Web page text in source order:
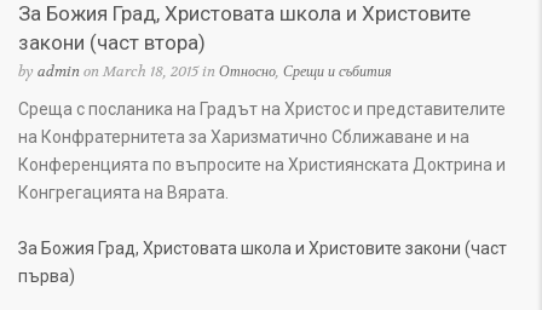
За Божия Град, Христовата школа и Христовите
закони (част втора)
by adminon March 18, 2015 in Относно, Срещи и събития
Среща с посланика на Градът на Христос и представителите
на Конфратернитета за Харизматично Сближаване и на
Конференцията по въпросите на Християнската Доктрина и
Конгрегацията на Вярата.
За Божия Град, Христовата школа и Христовите закони (част
първа)